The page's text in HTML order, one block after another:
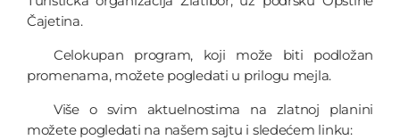
Čajetina.
Celokupan program, koji može biti podložan
promenama, možete pogledati u prilogu mejla.
Više o svim aktuelnostima na zlatnoj planini
možete pogledati na našem sajtu i sledećem linku: